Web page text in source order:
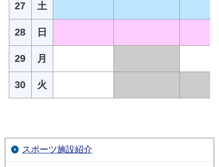
27 土
28 日
29 月
30 火
スポーツ施設紹介